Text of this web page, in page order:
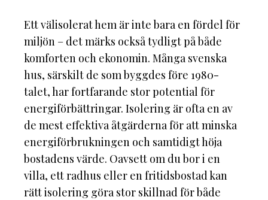
Ett välisolerat hem är inte bara en fördel för
miljön – det märks också tydligt på både
komforten och ekonomin. Många svenska
hus, särskilt de som byggdes före 1980-
talet, har fortfarande stor potential för
energiförbättringar. Isolering är ofta en av
de mest effektiva åtgärderna för att minska
energiförbrukningen och samtidigt höja
bostadens värde. Oavsett om du bor i en
villa, ett radhus eller en fritidsbostad kan
rätt isolering göra stor skillnad för både